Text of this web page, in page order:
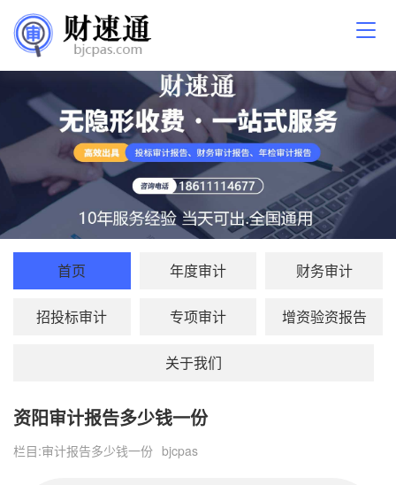
首页 年度审计 财务审计
招投标审计 专项审计 增资验资报告
关于我们
资阳审计报告多少钱一份
栏目:审计报告多少钱一份 bjcpas